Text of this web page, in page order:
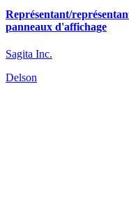
Représentant/
panneaux d'affichage
Sagita Inc.
Delson